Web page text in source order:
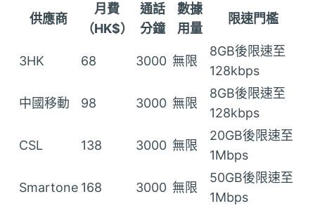
供應商
月費
（HK$）
通話
分鐘
數據
用量
限速門檻
3HK 68 3000 無限
8GB後限速至
128kbps
中國移動 98 3000 無限
8GB後限速至
128kbps
CSL 138 3000 無限
20GB後限速至
1Mbps
Smartone 168 3000 無限
50GB後限速至
1Mbps